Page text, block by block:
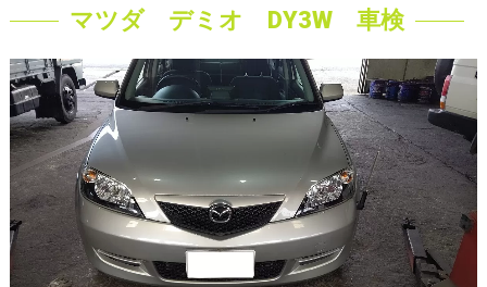
マツダ デミオ DY3W 車検